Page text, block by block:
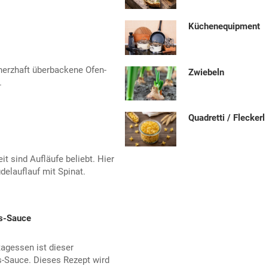
überbackene Ofen-
sind Aufläufe beliebt. Hier
mit Spinat.
Sauce
ist dieser
Dieses Rezept wird
Küchenequipment
Zwiebeln
Quadretti / Fleckerl